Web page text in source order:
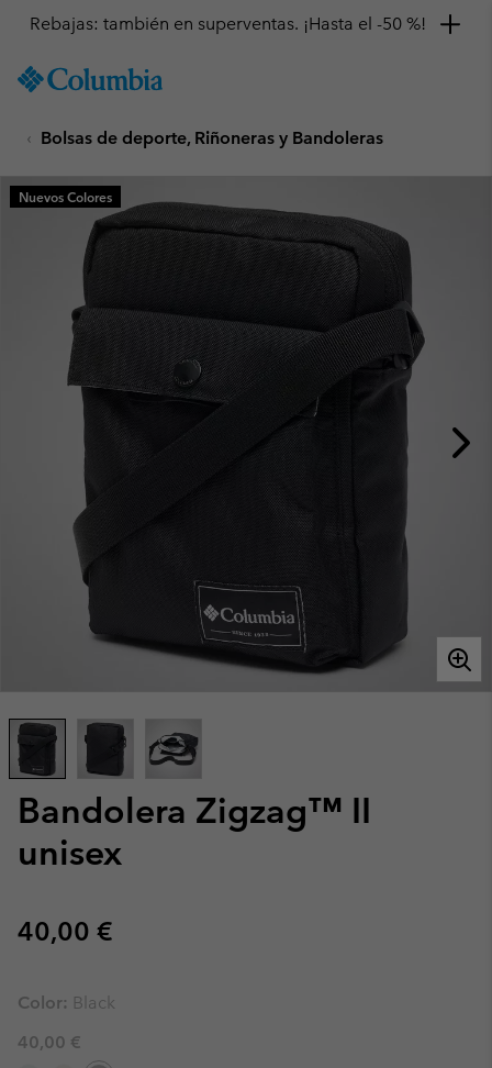
TO
SKIP
MAIN
NAV
SEARCH
Rebajas: también en superventas. ¡Hasta el -50 %!
Bolsas de deporte, Riñoneras y Bandoleras
Bandolera Zigzag™ II
unisex
Regular price:
40,00 €
Nuevos Colores
Color: Black
40,00 €